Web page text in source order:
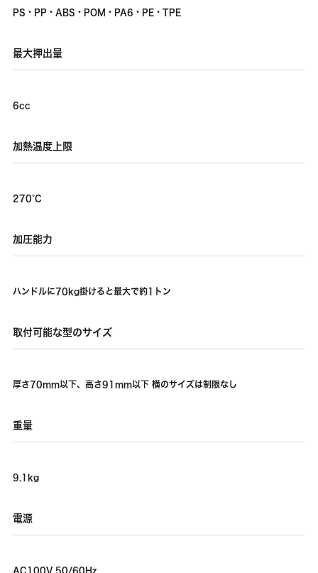
PS・PP・ABS・POM・PA6・PE・TPE
最大押出量
6cc
加熱温度上限
270°C
加圧能力
ハンドルに70kg掛けると最大で約1トン
取付可能な型のサイズ
厚さ70mm以下、高さ91mm以下 横のサイズは制限なし
重量
9.1kg
電源
AC100V 50/60Hz